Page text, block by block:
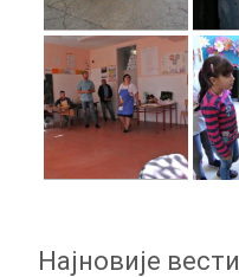
Најновије вести